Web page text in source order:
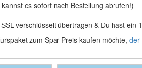
es sofort nach Bestellung abrufen!)
verschlüsselt übertragen & Du hast ein
zum Spar-Preis kaufen möchte, der